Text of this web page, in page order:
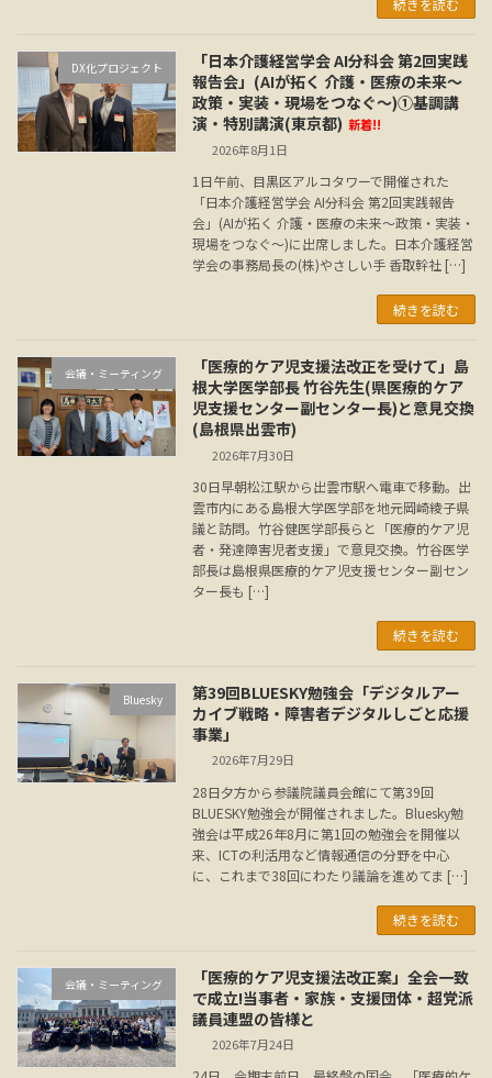
DX化プロジェクト
「日本介護経営学会 AI分科会 第2回実践
報告会」(AIが拓く 介護・医療の未来～
政策・実装・現場をつなぐ～)①基調講
演・特別講演(東京都) 新着!!
2026年8月1日
1日午前、目黒区アルコタワーで開催された
「日本介護経営学会 AI分科会 第2回実践報告
会」(AIが拓く 介護・医療の未来～政策・実装・
現場をつなぐ～)に出席しました。日本介護経営
学会の事務局長の(株)やさしい手 香取幹社 […]
続きを読む
会議・ミーティング
「医療的ケア児支援法改正を受けて」島
根大学医学部長 竹谷先生(県医療的ケア
児支援センター副センター長)と意見交換
(島根県出雲市)
2026年7月30日
30日早朝松江駅から出雲市駅へ電車で移動。出
雲市内にある島根大学医学部を地元岡崎綾子県
議と訪問。竹谷健医学部長らと「医療的ケア児
者・発達障害児者支援」で意見交換。竹谷医学
部長は島根県医療的ケア児支援センター副セン
ター長も […]
続きを読む
Bluesky
第39回BLUESKY勉強会「デジタルアー
カイブ戦略・障害者デジタルしごと応援
事業」
2026年7月29日
28日夕方から参議院議員会館にて第39回
BLUESKY勉強会が開催されました。Bluesky勉
強会は平成26年8月に第1回の勉強会を開催以
来、ICTの利活用など情報通信の分野を中心
に、これまで38回にわたり議論を進めてま […]
続きを読む
会議・ミーティング
「医療的ケア児支援法改正案」全会一致
で成立!当事者・家族・支援団体・超党派
議員連盟の皆様と
2026年7月24日